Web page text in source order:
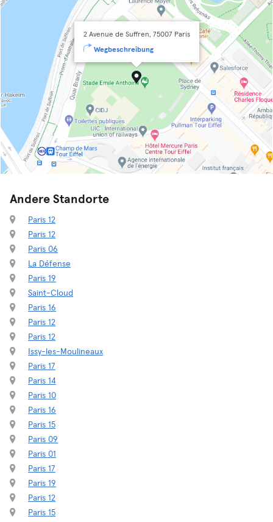
2 Avenue de Suffren, 75007 Paris
Wegbeschreibung
Andere Standorte
Paris 12
Paris 12
Paris 06
La Défense
Paris 19
Saint-Cloud
Paris 16
Paris 12
Paris 12
Issy-les-Moulineaux
Paris 17
Paris 14
Paris 10
Paris 16
Paris 15
Paris 09
Paris 01
Paris 17
Paris 19
Paris 12
Paris 15